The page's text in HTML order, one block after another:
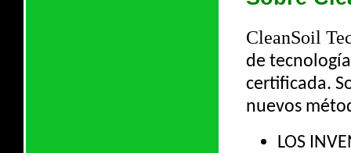
CleanSoil
de
certificada.
nuevos
LOS